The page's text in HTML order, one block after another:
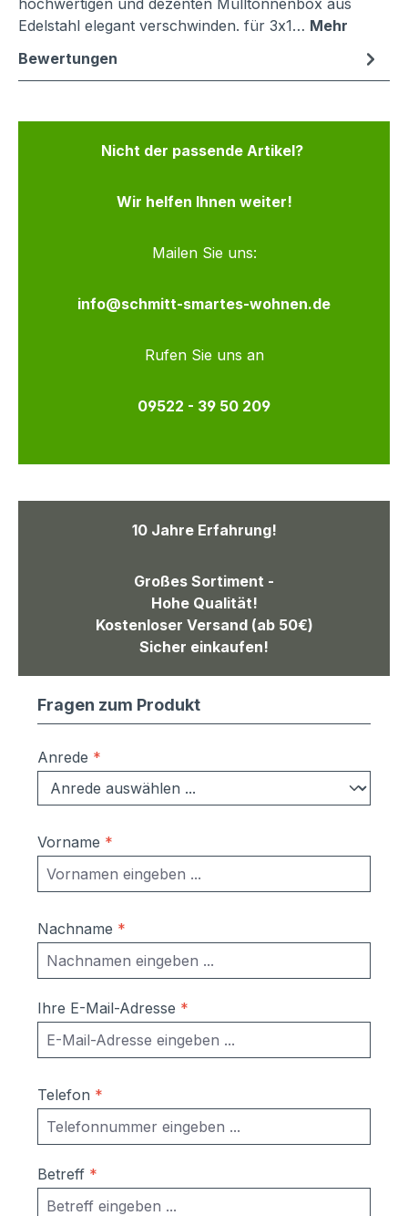
hochwertigen und dezenten Mülltonnenbox aus
Edelstahl elegant verschwinden. für 3x1… Mehr
Bewertungen
Nicht der passende Artikel?
Wir helfen Ihnen weiter!
Mailen Sie uns:
info@schmitt-smartes-wohnen.de
Rufen Sie uns an
09522 - 39 50 209
10 Jahre Erfahrung!
Großes Sortiment -
Hohe Qualität!
Kostenloser Versand (ab 50€)
Sicher einkaufen!
Fragen zum Produkt
Anrede *
Vorname *
Nachname *
Ihre E-Mail-Adresse *
Telefon *
Betreff *